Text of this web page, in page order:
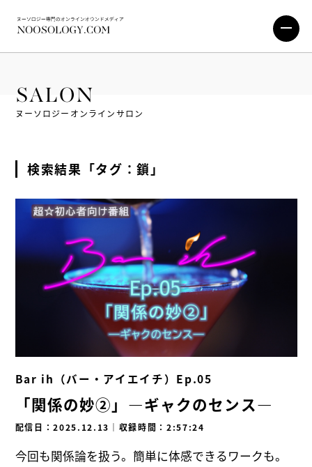
SALON
ヌーソロジーオンラインサロン
検索結果「タグ：鎖」
Bar ih（バー・アイエイチ）Ep.05
「関係の妙②」―ギャクのセンス―
配信日：2025.12.13 ｜ 収録時間：2:57:24
今回も関係論を扱う。簡単に体感できるワークも。